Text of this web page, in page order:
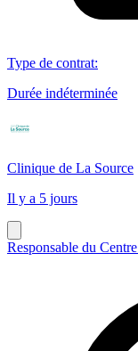
Type de contrat:
Durée indéterminée
Clinique de La Source
Il y a 5 jours
Responsable du